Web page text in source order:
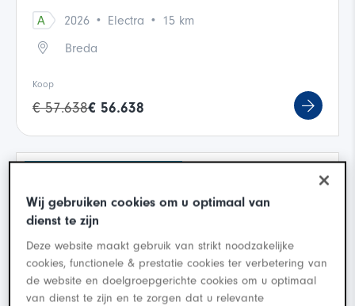
A 2026 · Electra ·
15 km
Breda
Koop
€ 57.638€ 56.638
Wij gebruiken cookies om u optimaal van
dienst te zijn
Deze website maakt gebruik van strikt noodzakelijke
cookies, functionele & prestatie cookies ter verbetering van
de website en doelgroepgerichte cookies om u optimaal
van dienst te zijn en te zorgen dat u relevante